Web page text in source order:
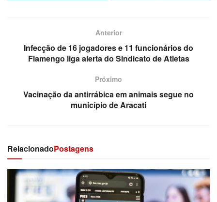
Anterior
Infecção de 16 jogadores e 11 funcionários do
Flamengo liga alerta do Sindicato de Atletas
Próximo
Vacinação da antirrábica em animais segue no
município de Aracati
RelacionadoPostagens